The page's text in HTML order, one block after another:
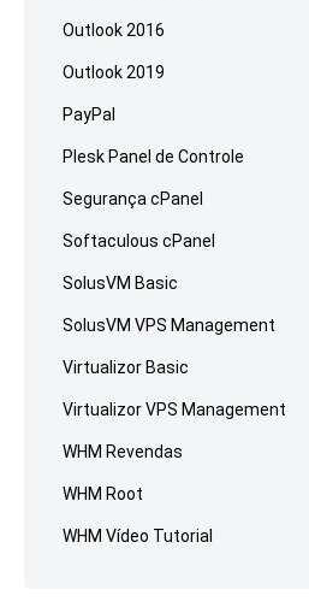
Outlook 2016
Outlook 2019
PayPal
Plesk Panel de Controle
Segurança cPanel
Softaculous cPanel
SolusVM Basic
SolusVM VPS Management
Virtualizor Basic
Virtualizor VPS Management
WHM Revendas
WHM Root
WHM Vídeo Tutorial